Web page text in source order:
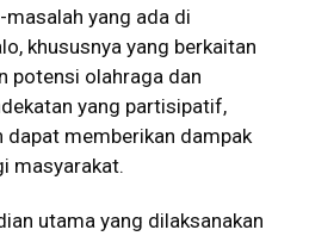
yang ada di
khususnya yang berkaitan
potensi olahraga dan
yang partisipatif,
dapat memberikan dampak
masyarakat.
utama yang dilaksanakan